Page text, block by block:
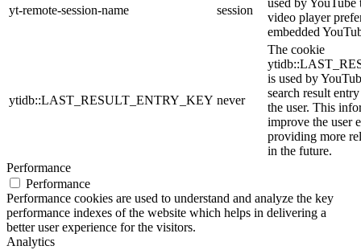
yt-remote-session-name session
used by YouTube
video player
embedded
ytidb::LAST_RESULT_ENTRY_KEY never
The cookie
is used by
search result
the user. This
improve the user
providing more
in the future.
Performance
Performance
Performance cookies are used to understand and analyze the key
performance indexes of the website which helps in delivering a
better user experience for the visitors.
Analytics